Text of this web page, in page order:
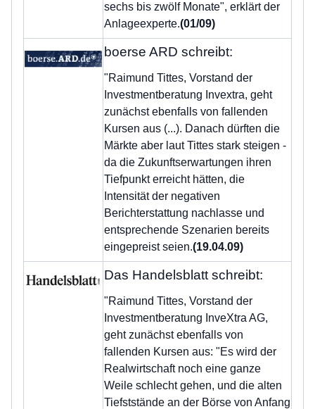
sechs bis zwölf Monate", erklärt der
Anlageexperte.(01/09)
boerse ARD schreibt:
"Raimund Tittes, Vorstand der
Investmentberatung Invextra, geht
zunächst ebenfalls von fallenden
Kursen aus (...). Danach dürften die
Märkte aber laut Tittes stark steigen -
da die Zukunftserwartungen ihren
Tiefpunkt erreicht hätten, die
Intensität der negativen
Berichterstattung nachlasse und
entsprechende Szenarien bereits
eingepreist seien.(19.04.09)
Das Handelsblatt schreibt:
"Raimund Tittes, Vorstand der
Investmentberatung InveXtra AG,
geht zunächst ebenfalls von
fallenden Kursen aus: "Es wird der
Realwirtschaft noch eine ganze
Weile schlecht gehen, und die alten
Tiefststände an der Börse von Anfang